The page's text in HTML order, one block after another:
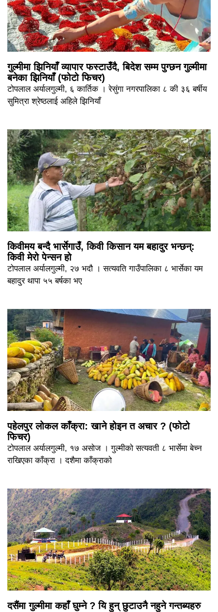
गुल्मीमा झिनियाँ व्यापार फस्टाउँदै, बिदेश सम्म पुग्छन गुल्मीमा
बनेका झिनियाँ (फोटो फिचर)
टोपलाल अर्यालगुल्मी, ६ कार्तिक । रेसुंगा नगरपालिका ८ की ३६ बर्षीय
सुमित्रा श्रेष्ठलाई अहिले झिनियाँ
किवीमय बन्दै भार्सेगाउँ, किवी किसान यम बहादुर भन्छन्:
किवी मेरो पेन्सन हो
टोपलाल अर्यालगुल्मी, २७ भदौ । सत्यवति गाउँपालिका ८ भार्सेका यम
बहादुर थापा ५५ बर्षका भए
पहेलपुर लोकल काँक्रा: खाने होइन त अचार ? (फोटो
फिचर)
टोपलाल अर्यालगुल्मी, १७ असोज । गुल्मीको सत्यवती ८ भार्सेमा बेच्न
राखिएका काँक्रा । दशैमा काँक्राको
दसैंमा गुल्मीमा कहाँ घुम्ने ? यि हुन् छुटाउनै नहुने गन्तब्यहरु